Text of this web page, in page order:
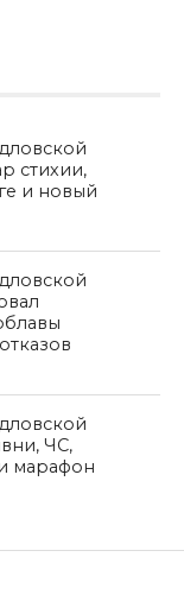
стихии,
и новый
ЧС,
марафон